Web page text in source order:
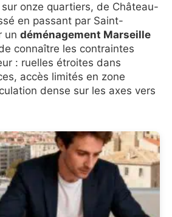
onze quartiers, de Château-
en passant par Saint-
un déménagement Marseille
connaître les contraintes
: ruelles étroites dans
accès limités en zone
dense sur les axes vers